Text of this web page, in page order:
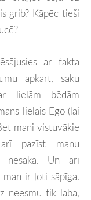
grib? Kāpēc tieši
ar fakta
apkārt, sāku
lielām bēdām
lielais Ego (lai
mani vistuvākie
pazīst manu
nesaka. Un arī
ir ļoti sāpīga.
neesmu tik laba,